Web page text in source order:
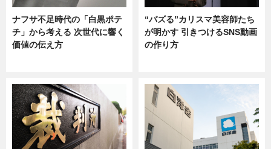
ナフサ不足時代の「白黒ポテ
チ」から考える 次世代に響く
価値の伝え方
“バズる”カリスマ美容師たち
が明かす 引きつけるSNS動画
の作り方